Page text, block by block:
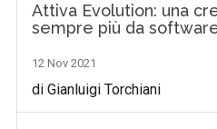
Attiva Evolution: una
sempre più da
12 Nov 2021
di Gianluigi Torchiani